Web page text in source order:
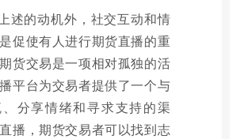
述的动机外，社交互动和情
促使有人进行期货直播的重
货交易是一项相对孤独的活
平台为交易者提供了一个与
分享情绪和寻求支持的渠
播，期货交易者可以找到志